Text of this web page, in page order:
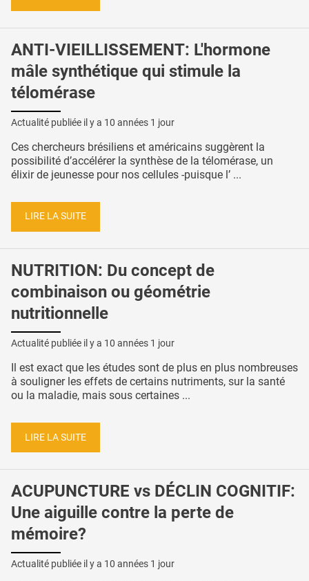
ANTI-VIEILLISSEMENT: L'hormone
mâle synthétique qui stimule la
télomérase
Actualité publiée il y a 10 années 1 jour
Ces chercheurs brésiliens et américains suggèrent la
possibilité d’accélérer la synthèse de la télomérase, un
élixir de jeunesse pour nos cellules -puisque l’ ...
LIRE LA SUITE
NUTRITION: Du concept de
combinaison ou géométrie
nutritionnelle
Actualité publiée il y a 10 années 1 jour
Il est exact que les études sont de plus en plus nombreuses
à souligner les effets de certains nutriments, sur la santé
ou la maladie, mais sous certaines ...
LIRE LA SUITE
ACUPUNCTURE vs DÉCLIN COGNITIF:
Une aiguille contre la perte de
mémoire?
Actualité publiée il y a 10 années 1 jour